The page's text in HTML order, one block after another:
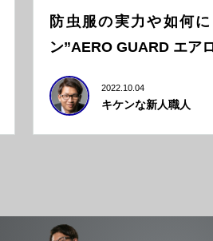
防虫服の実力や如何
ン”AERO GUARD エア
2022.10.04
キケンな新人職人